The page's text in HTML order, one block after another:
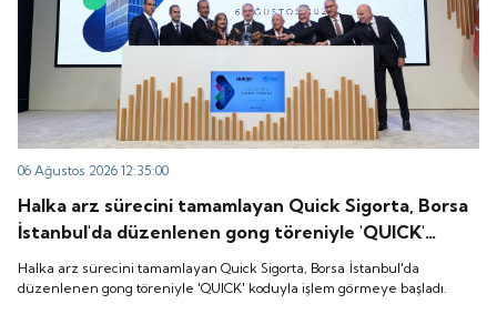
06 Ağustos 2026 12:35:00
Halka arz sürecini tamamlayan Quick Sigorta, Borsa
İstanbul'da düzenlenen gong töreniyle 'QUICK'
koduyla işlem görmeye başladı.
Halka arz sürecini tamamlayan Quick Sigorta, Borsa İstanbul'da
düzenlenen gong töreniyle 'QUICK' koduyla işlem görmeye başladı.